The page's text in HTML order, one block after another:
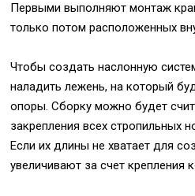
Первыми выполняют монтаж
только потом расположенных
Чтобы создать наслонную
наладить лежень, на который
опоры. Сборку можно будет
закрепления всех стропильных
Если их длины не хватает для
увеличивают за счет крепления